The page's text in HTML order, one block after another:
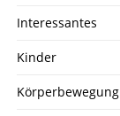
Interessantes
Kinder
Körperbewegung